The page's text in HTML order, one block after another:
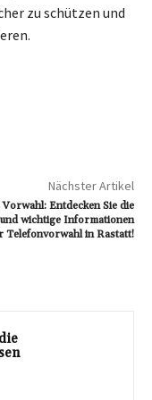
zu schützen und
Nächster Artikel
Entdecken Sie die
wichtige Informationen
Telefonvorwahl in Rastatt!